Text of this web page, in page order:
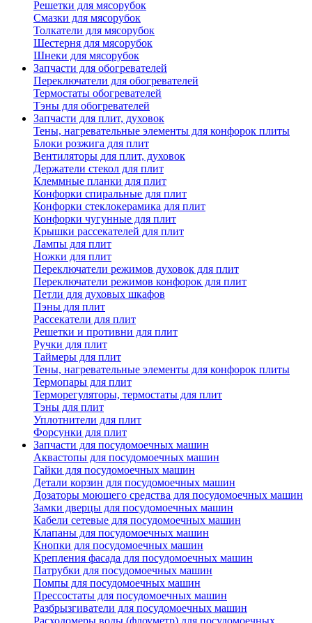
Решетки для мясорубок
Смазки для мясорубок
Толкатели для мясорубок
Шестерня для мясорубок
Шнеки для мясорубок
Запчасти для обогревателей
Переключатели для обогревателей
Термостаты обогревателей
Тэны для обогревателей
Запчасти для плит, духовок
Тены, нагревательные элементы для конфорок плиты
Блоки розжига для плит
Вентиляторы для плит, духовок
Держатели стекол для плит
Клеммные планки для плит
Конфорки спиральные для плит
Конфорки стеклокерамика для плит
Конфорки чугунные для плит
Крышки рассекателей для плит
Лампы для плит
Ножки для плит
Переключатели режимов духовок для плит
Переключатели режимов конфорок для плит
Петли для духовых шкафов
Пэны для плит
Рассекатели для плит
Решетки и противни для плит
Ручки для плит
Таймеры для плит
Тены, нагревательные элементы для конфорок плиты
Термопары для плит
Терморегуляторы, термостаты для плит
Тэны для плит
Уплотнители для плит
Форсунки для плит
Запчасти для посудомоечных машин
Аквастопы для посудомоечных машин
Гайки для посудомоечных машин
Детали корзин для посудомоечных машин
Дозаторы моющего средства для посудомоечных машин
Замки дверцы для посудомоечных машин
Кабели сетевые для посудомоечных машин
Клапаны для посудомоечных машин
Кнопки для посудомоечных машин
Крепления фасада для посудомоечных машин
Патрубки для посудомоечных машин
Помпы для посудомоечных машин
Прессостаты для посудомоечных машин
Разбрызгиватели для посудомоечных машин
Расходомеры воды (флоуметр) для посудомоечных